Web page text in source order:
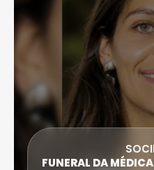
FUNERAL DA